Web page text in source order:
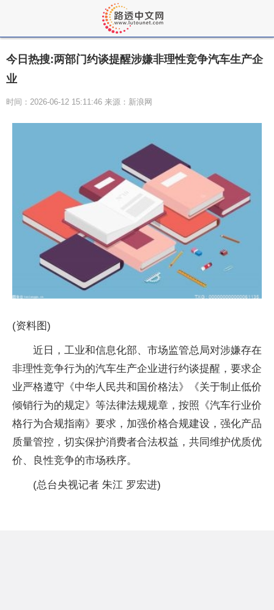
今日热搜:两部门约谈提醒涉嫌非理性竞争汽车生产企
业
时间：2026-06-12 15:11:46 来源：新浪网
(资料图)
近日，工业和信息化部、市场监管总局对涉嫌存在
非理性竞争行为的汽车生产企业进行约谈提醒，要求企
业严格遵守《中华人民共和国价格法》《关于制止低价
倾销行为的规定》等法律法规规章，按照《汽车行业价
格行为合规指南》要求，加强价格合规建设，强化产品
质量管控，切实保护消费者合法权益，共同维护优质优
价、良性竞争的市场秩序。
(总台央视记者 朱江 罗宏进)